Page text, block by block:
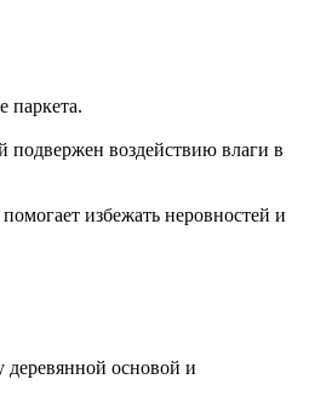
паркета.
подвержен воздействию влаги в
избежать неровностей и
деревянной основой и